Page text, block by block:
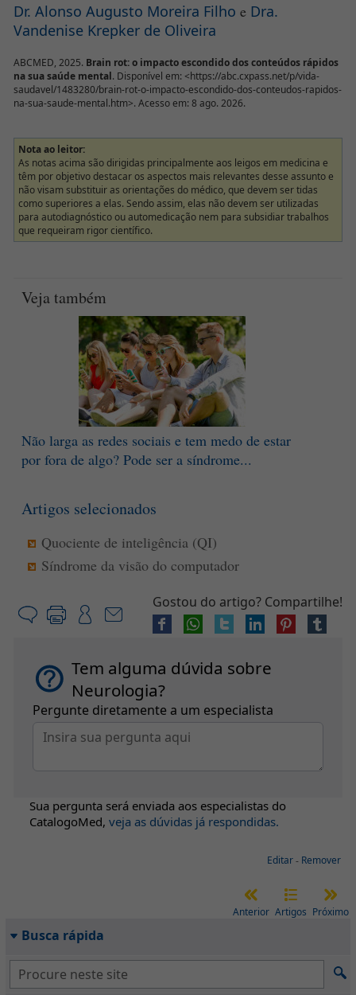
Dr. Alonso Augusto Moreira Filho e Dra.
Vandenise Krepker de Oliveira
ABCMED, 2025. Brain rot: o impacto escondido dos conteúdos rápidos
na sua saúde mental. Disponível em: <https://abc.cxpass.net/p/vida-
saudavel/1483280/brain-rot-o-impacto-escondido-dos-conteudos-rapidos-
na-sua-saude-mental.htm>. Acesso em: 8 ago. 2026.
Nota ao leitor:
As notas acima são dirigidas principalmente aos leigos em medicina e
têm por objetivo destacar os aspectos mais relevantes desse assunto e
não visam substituir as orientações do médico, que devem ser tidas
como superiores a elas. Sendo assim, elas não devem ser utilizadas
para autodiagnóstico ou automedicação nem para subsidiar trabalhos
que requeiram rigor científico.
Veja também
Não larga as redes sociais e tem medo de estar
por fora de algo? Pode ser a síndrome...
Artigos selecionados
Quociente de inteligência (QI)
Síndrome da visão do computador
Gostou do artigo? Compartilhe!
Tem alguma dúvida sobre
Neurologia?
Pergunte diretamente a um especialista
Sua pergunta será enviada aos especialistas do
CatalogoMed, veja as dúvidas já respondidas.
Editar- Remover
Anterior Artigos Próximo
Busca rápida